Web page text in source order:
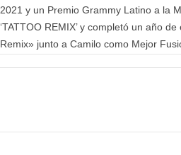
2021 y un Premio Grammy Latino a la
‘TATTOO REMIX’ y completó un año
Remix» junto a Camilo como Mejor